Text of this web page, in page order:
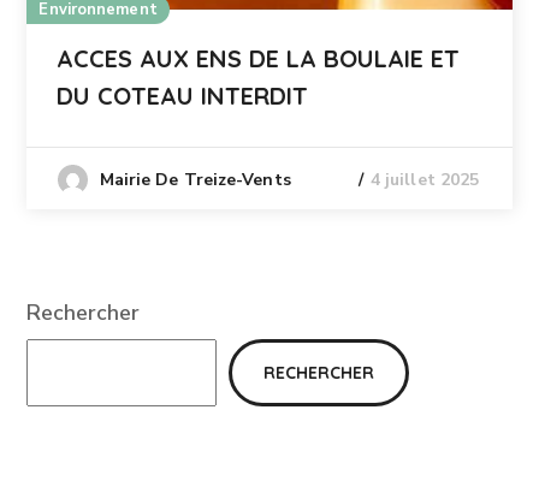
Environnement
ACCES AUX ENS DE LA BOULAIE ET
DU COTEAU INTERDIT
Mairie De Treize-Vents 4 juillet 2025
Rechercher
RECHERCHER